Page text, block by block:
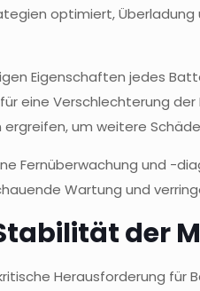
optimiert,
Eigenschaften jedes
eine Verschlechterung der
um weitere
Fernüberwachung und -
Wartung und
der
Herausforderung